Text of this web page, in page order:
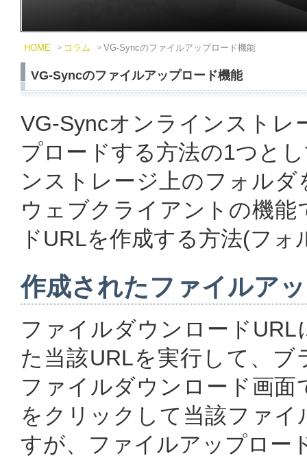
HOME コラム VG-Syncのファイルアップロード機能
VG-Syncのファイルアップロード機能
VG-Syncオンラインスト
プロードする方法の1つと
ンストレージ上のフォル
ウェブクライアントの機
ドURLを作成する方法(フ
作成されたファイルア
ファイルダウンロード
た当該URLを実行して、
ファイルダウンロード画
をクリックして当該ファ
すが、ファイルアップロー